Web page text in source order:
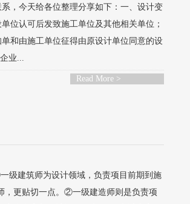
，今天给各位整理分享如下：一、设计变
位认可后发致施工单位及其他相关单位；
和由施工单位征得由原设计单位同意的设
业...
Read More >
级建筑师为设计领域，负责项目前期到施
，更贴切一点。②一级建造师则是负责项